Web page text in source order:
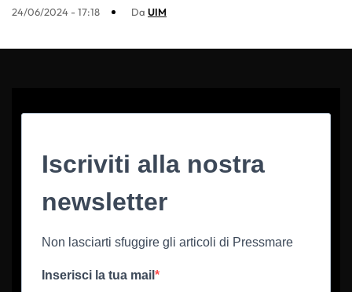
24/06/2024 - 17:18 Da UIM
Iscriviti alla nostra
newsletter
Non lasciarti sfuggire gli articoli di Pressmare
Inserisci la tua mail